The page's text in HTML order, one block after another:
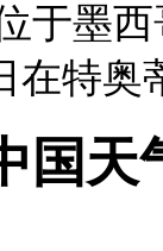
于墨
在特
国天